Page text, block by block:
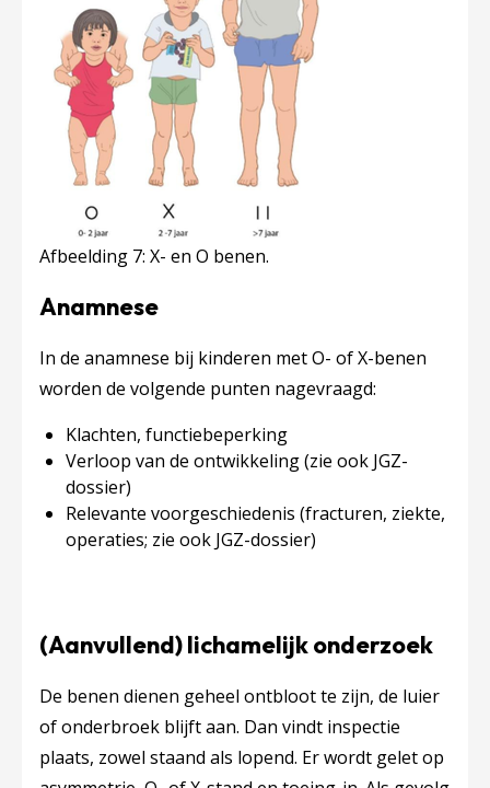
Afbeelding 7: X- en O benen.
Anamnese
In de anamnese bij kinderen met O- of X-benen
worden de volgende punten nagevraagd:
Klachten, functiebeperking
Verloop van de ontwikkeling (zie ook JGZ-
dossier)
Relevante voorgeschiedenis (fracturen, ziekte,
operaties; zie ook JGZ-dossier)
(Aanvullend) lichamelijk onderzoek
De benen dienen geheel ontbloot te zijn, de luier
of onderbroek blijft aan. Dan vindt inspectie
plaats, zowel staand als lopend. Er wordt gelet op